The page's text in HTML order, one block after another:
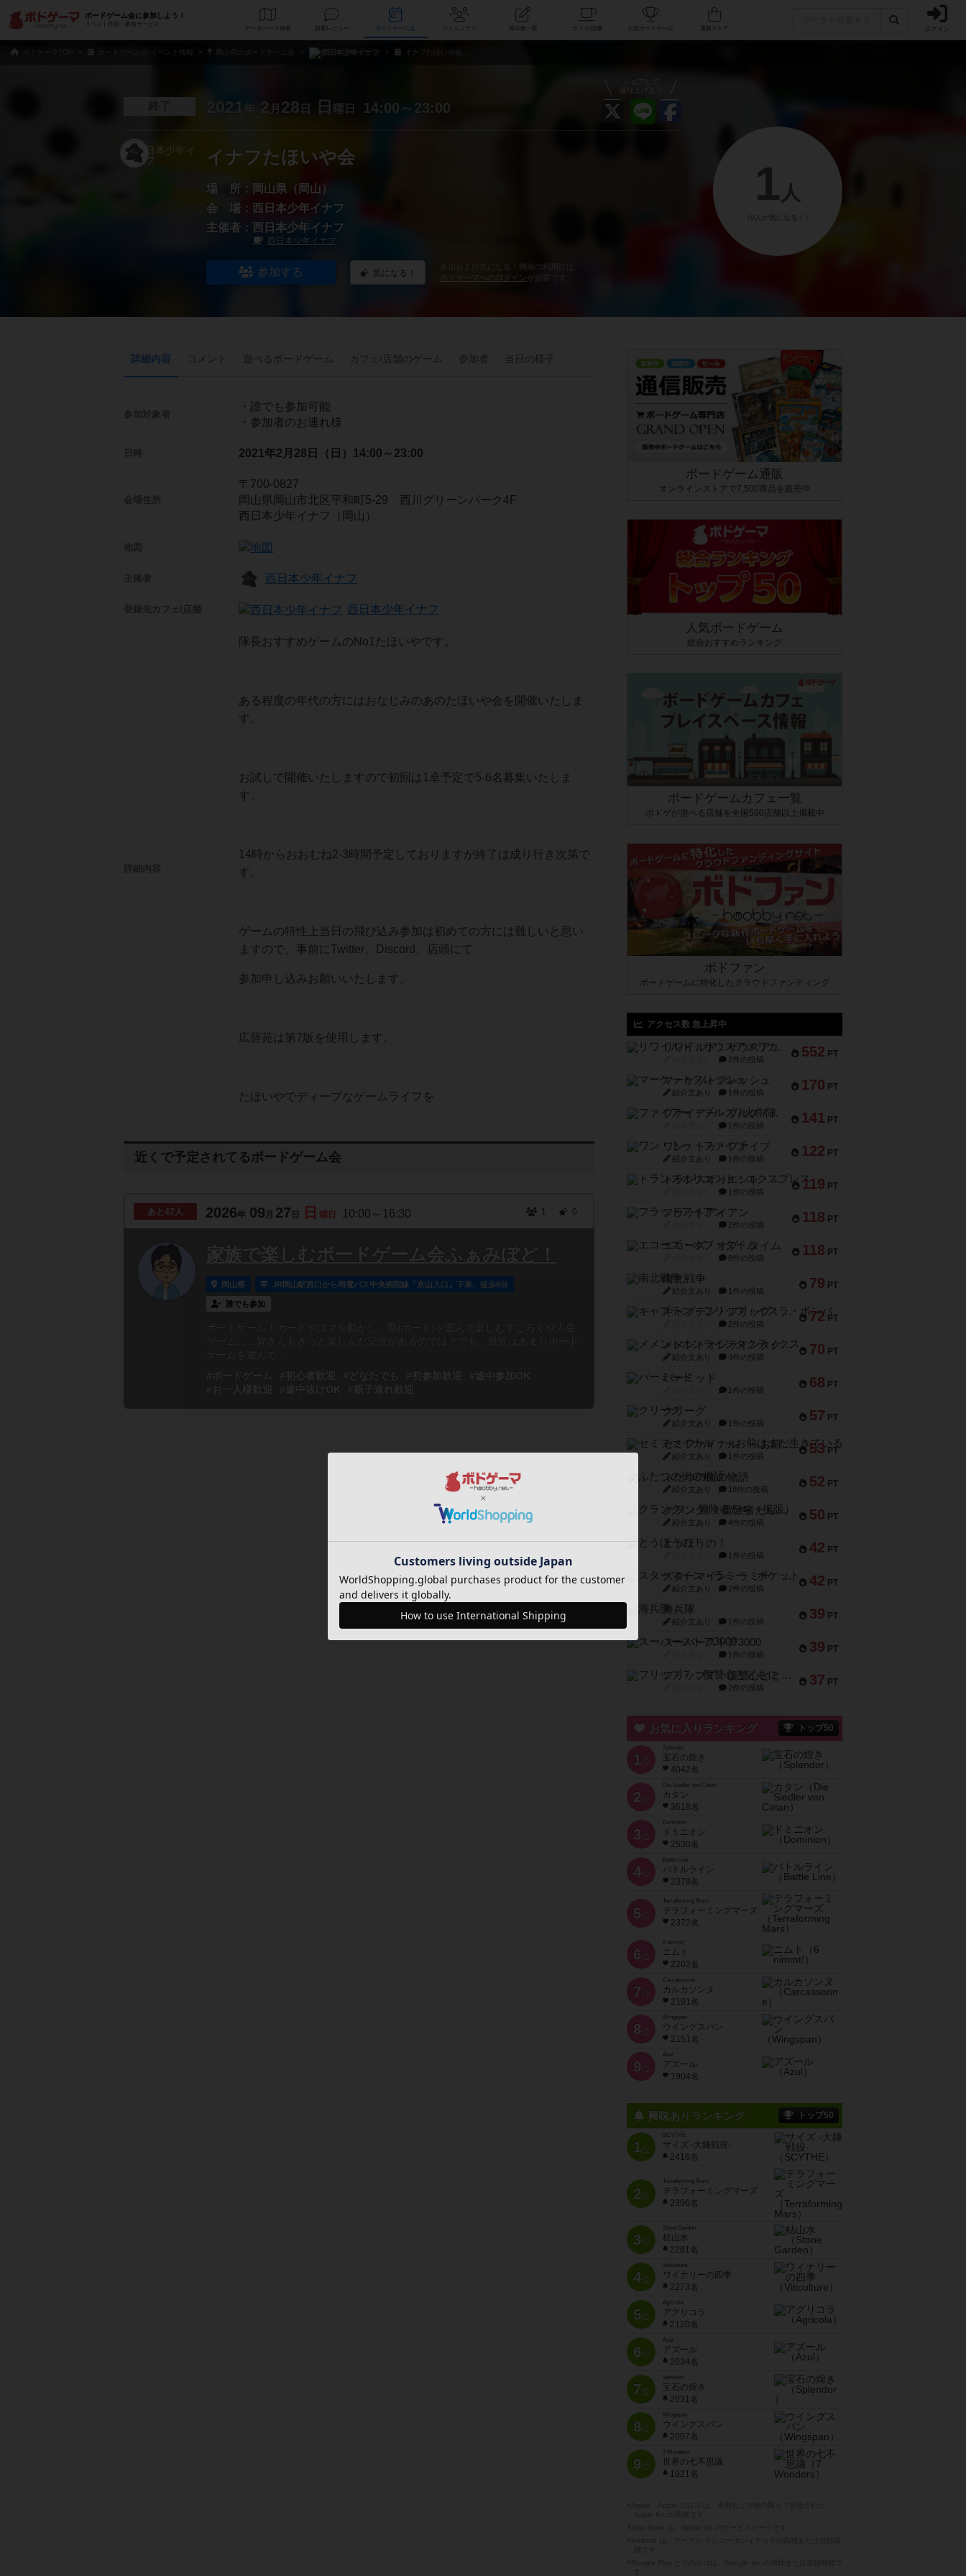
ボードゲーム会に参加しよう！
イベント作成・参加サービス
データベース 新着レビュー コミュニティ カフェ/店舗 人気ボードゲーム ログイン
ボードゲーム会/イベント情報 西日本少年イナフ イナフたほいや会
盛り上げよう
2021年 2 月 28 日 日 曜日 14:00～23:00
イナフたほいや会
場 所： 岡山県（岡山）
会 場： 西日本少年イナフ
主催者： 西日本少年イナフ
西日本少年イナフ
参加する 気になる！
参加および気になる！機能の利用には
ボドゲーマへのログイン が必要です。
1 人
（0人が気になる！）
詳細内容 コメント 遊べる ボード ゲーム カフェ/ 店舗の ゲーム 参加者 当日の 様子
・誰でも参加可能
・参加者のお連れ様
2021年2月28日（日） 14:00～23:00
〒700-0827
岡山県岡山市北区平和町5-29 西川グリーンパーク4F
西日本少年イナフ（岡山）
西日本少年イナフ
西日本少年イナフ
隊長おすすめゲームのNo1たほいやです。
ある程度の年代の方にはおなじみのあのたほいや会を開催いたしま
す。
お試しで開催いたしますので初回は1卓予定で5-6名募集いたしま
す。
14時からおおむね2-3時間予定しておりますが終了は成り行き次第で
す。
ゲームの特性上当日の飛び込み参加は初めての方には難しいと思い
ますので、事前にTwitter、Discord、店頭にて
参加申し込みお願いいたします。
広辞苑は第7版を使用します。
たほいやでディープなゲームライフを
近くで予定されてるボードゲーム会
あと 47人 2026年 09 月 27 日 曜日 10:00～16:30 1 0
家族で楽しむボードゲーム会ふぁみぼど！
岡山県 JR岡山駅西口から岡電バス中央病院線「京山入口」下車、徒歩8分
誰でも参加
ボードゲーム！カードやコマを動かし、盤(ボード)を囲んで楽しむすごろくや人生
ゲーム……皆さんもきっと楽しんだ記憶があるのでは？でも、最近はあまりボード
ゲームを遊んで...
#ボードゲーム
#初心者歓迎 #どなたでも #初参加歓迎
#途中参加OK
#お一人様歓迎
#途中抜けOK #親子連れ歓迎
ボードゲーム通販
オンラインストアで7,500商品を販売中
人気ボードゲーム
総合おすすめランキング
ボードゲームカフェ一覧
ボドゲが遊べる店舗を全国500店舗以上掲載中
ボドファン
ボードゲームに特化したクラウドファンディング
アクセス数 急上昇中
552 PT
リワイルド：サウスアメリカ
2件の投稿
170 PT
マーケットフレッシュ
紹介文あり 1件の投稿
141 PT
ファイアー・ブルズ / 火牛陣
1件の投稿
122 PT
ワン・トゥ・ファイブ
紹介文あり 1件の投稿
119 PT
トランスオリエント・エクスプレス
1件の投稿
118 PT
フラットアイアン
2件の投稿
118 PT
エコーズ・オブ・タイム
8件の投稿
79 PT
南北戦争
紹介文あり 1件の投稿
72 PT
キャプテン・フリップ：イスラ・ボンバ
2件の投稿
70 PT
メメントオンラインタクティクス
紹介文あり 4件の投稿
68 PT
パーミッド
1件の投稿
57 PT
クリーグ
紹介文あり 1件の投稿
53 PT
セミファイナル ～お前はまだ生きている～
紹介文あり 1件の投稿
52 PT
ふたつの街の物語
紹介文あり 18件の投稿
50 PT
クランク! ：冒険者たち（拡張）
紹介文あり 4件の投稿
42 PT
とうほうの！
1件の投稿
42 PT
スターマイン・ラミー ポケット
紹介文あり 2件の投稿
39 PT
海兵隊
紹介文あり 1件の投稿
39 PT
スーパーストア3000
1件の投稿
37 PT
フリップ７：復讐心とともに
2件の投稿
お気に入りランキング トップ50
1位
Splendor
宝石の煌き
4042名
2位
Die Siedler von Catan
カタン
3618名
3位
Dominion
ドミニオン
2530名
4位
Battle Line
バトルライン
2379名
5位
Terraforming Mars
テラフォーミングマーズ
2372名
6位
6 nimmt!
ニムト
2202名
7位
Carcassonne
カルカソンヌ
2191名
8位
Wingspan
ウイングスパン
2151名
9位
Azul
アズール
1904名
興味ありランキング トップ50
1位
SCYTHE
サイズ -大鎌戦役-
2416名
2位
Terraforming Mars
テラフォーミングマーズ
2396名
3位
Stone Garden
枯山水
2281名
4位
Viticulture
ワイナリーの四季
2273名
5位
Agricola
アグリコラ
2120名
6位
Azul
アズール
2034名
7位
Splendor
宝石の煌き
2031名
8位
Wingspan
ウイングスパン
2007名
9位
7 Wonders
世界の七不思議
1921名